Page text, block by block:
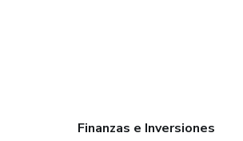
Finanzas e Inversiones